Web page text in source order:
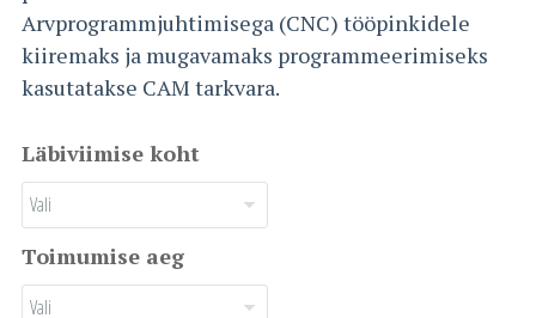
Arvprogrammjuhtimisega (CNC) tööpinkidele
kiiremaks ja mugavamaks programmeerimiseks
kasutatakse CAM tarkvara.
Läbiviimise koht
Toimumise aeg